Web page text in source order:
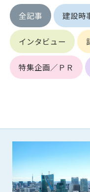
全記事 建設時
インタビュー
特集企画／ＰＲ
の何れかの項目に該
員としての権限を承
(1) 会員申し込みをした
(2) 本規約に違反した場
(3) 会員申し込みの際、
(4) 会員申込者が管理者
理を行わなかった場合
第5条（IDおよびパスワ
1. 会員は申込の際に管
用および管理につい
2. 会員は、自己のIDお
その他形態を問わず